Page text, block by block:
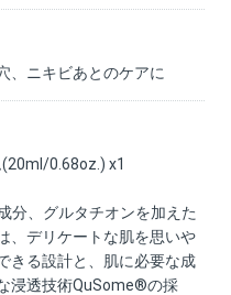
、ニキビあとのケアに
0.68oz.) x1
分、グルタチオンを加えた
、デリケートな肌を思いや
きる設計と、肌に必要な成
浸透技術QuSome®の採